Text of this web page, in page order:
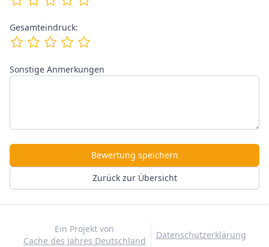
Gesamteindruck:
Sonstige Anmerkungen
Zurück zur Übersicht
Bewertung speichern
Ein Projekt von
Cache des Jahres Deutschland
Datenschutzerklärung